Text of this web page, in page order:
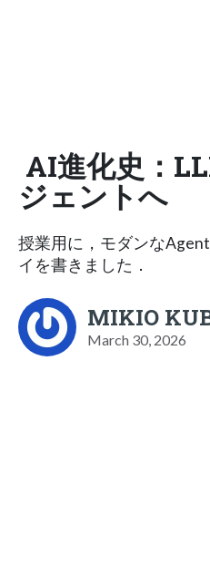
AI進化史：
ジェントへ
授業用に，モダンな
イを書きました．
MIKIO
March 30, 2026